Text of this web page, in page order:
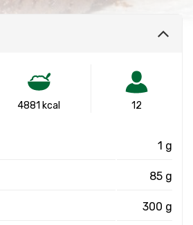
4881 kcal 12
1 g
85 g
300 g